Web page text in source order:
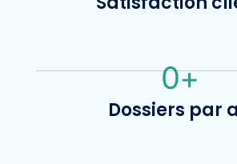
Dossiers par
0+